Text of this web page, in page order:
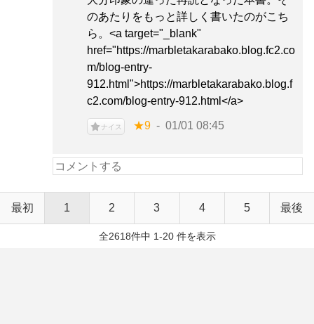
のあたりをもっと詳しく書いたのがこち
ら。<a target="_blank"
href="https://marbletakarabako.blog.fc2.co
m/blog-entry-
912.html">https://marbletakarabako.blog.f
c2.com/blog-entry-912.html</a>
ナイス ★9 01/01 08:45
最初 1 2 3 4 5 最後
全2618件中 1-20 件を表示